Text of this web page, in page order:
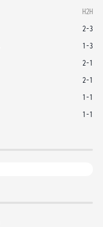
H2H
2-3
1-3
2-1
2-1
1-1
1-1